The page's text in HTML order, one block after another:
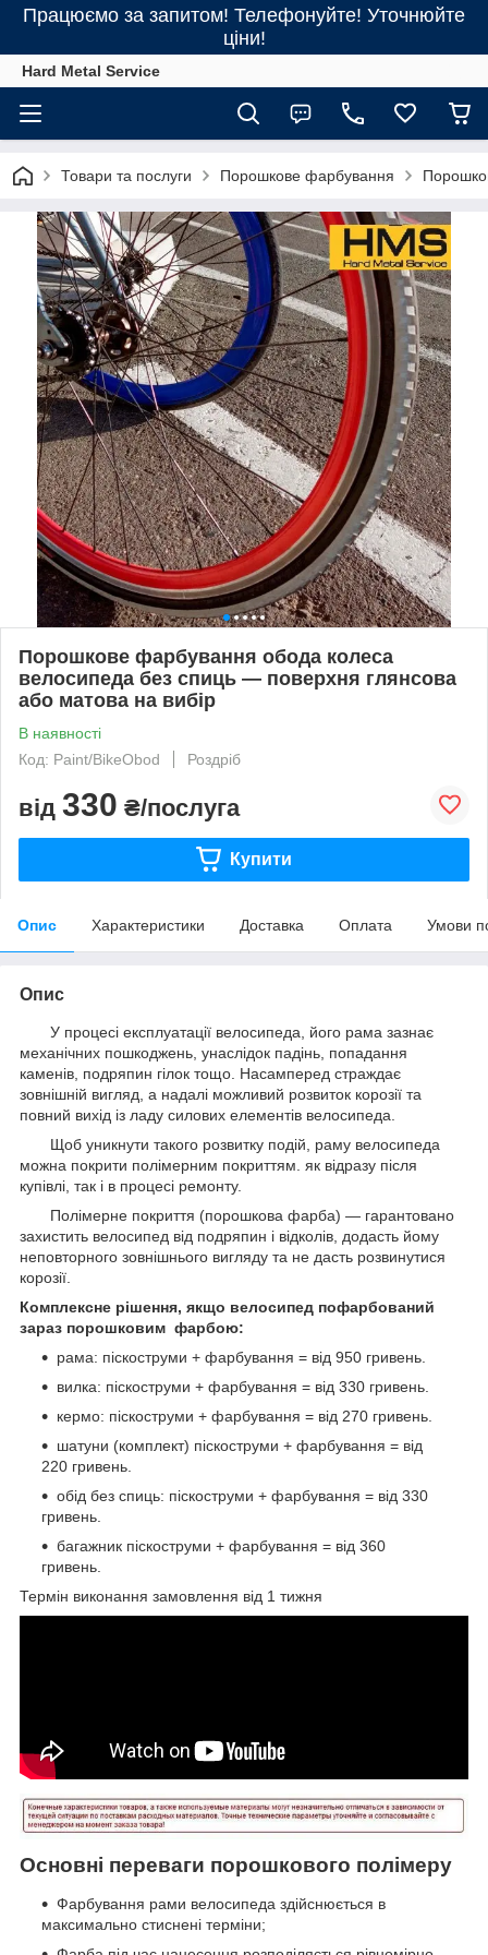
Працюємо за запитом! Телефонуйте! Уточнюйте
ціни!
Hard Metal Service
Товари та послуги Порошкове фарбування
Порошкове фарбування обода колеса
велосипеда без спиць — поверхня глянсова
або матова на вибір
В наявності
Код: Paint/BikeObod
Роздріб
від 330 ₴/послуга
Купити
Опис Характеристики Доставка Оплата Умови
Опис
У процесі експлуатації велосипеда, його рама зазнає
механічних пошкоджень, унаслідок падінь, попадання
каменів, подряпин гілок тощо. Насамперед страждає
зовнішній вигляд, а надалі можливий розвиток корозії та
повний вихід із ладу силових елементів велосипеда.
Щоб уникнути такого розвитку подій, раму велосипеда
можна покрити полімерним покриттям. як відразу після
купівлі, так і в процесі ремонту.
Полімерне покриття (порошкова фарба) — гарантовано
захистить велосипед від подряпин і відколів, додасть йому
неповторного зовнішнього вигляду та не дасть розвинутися
корозії.
Комплексне рішення, якщо велосипед пофарбований
зараз порошковим фарбою:
рама: піскоструми + фарбування = від 950 гривень.
вилка: піскоструми + фарбування = від 330 гривень.
кермо: піскоструми + фарбування = від 270 гривень.
шатуни (комплект) піскоструми + фарбування = від
220 гривень.
обід без спиць: піскоструми + фарбування = від 330
гривень.
багажник піскоструми + фарбування = від 360
гривень.
Термін виконання замовлення від 1 тижня
Основні переваги порошкового полімеру
Фарбування рами велосипеда здійснюється в
максимально стиснені терміни;